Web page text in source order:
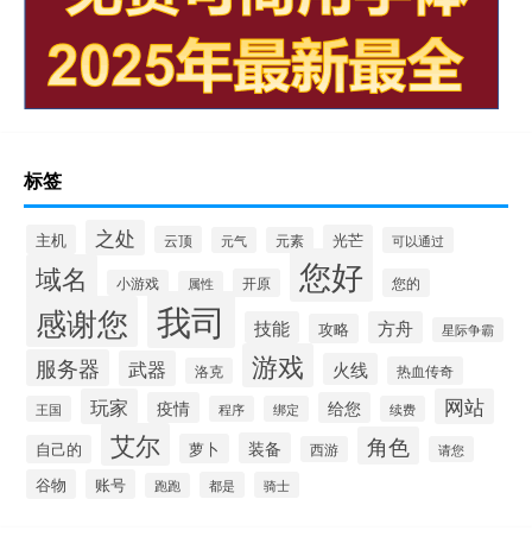
标签
主机 之处 云顶 元气 元素 光芒 可以通过
域名 小游戏 属性 开原 您好 您的
感谢您 我司 技能 攻略 方舟 星际争霸
服务器 武器 洛克 游戏 火线 热血传奇
王国 玩家 疫情 程序 绑定 给您 续费 网站
自己的 艾尔 萝卜 装备 西游 角色 请您
谷物 账号 跑跑 都是 骑士